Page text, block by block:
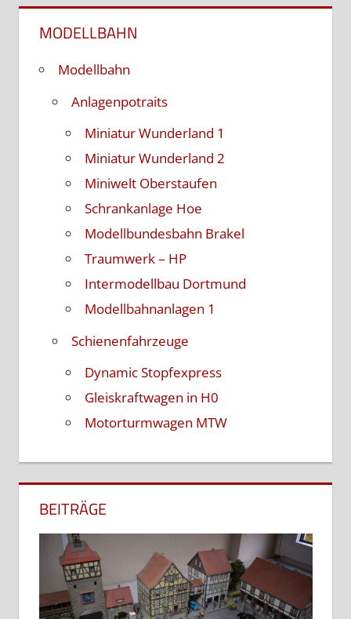
MODELLBAHN
Modellbahn
Anlagenpotraits
Miniatur Wunderland 1
Miniatur Wunderland 2
Miniwelt Oberstaufen
Schrankanlage Hoe
Modellbundesbahn Brakel
Traumwerk – HP
Intermodellbau Dortmund
Modellbahnanlagen 1
Schienenfahrzeuge
Dynamic Stopfexpress
Gleiskraftwagen in H0
Motorturmwagen MTW
BEITRÄGE